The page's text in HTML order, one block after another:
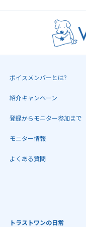
ボイスメンバーとは?
紹介キャンペーン
登録からモニター参加まで
モニター情報
よくある質問
トラストワンの日常